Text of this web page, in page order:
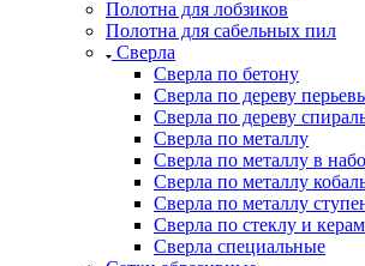
Полотна для лобзиков
Полотна для сабельных пил
Сверла
Сверла по бетону
Сверла по дереву
Сверла по дереву
Сверла по металлу
Сверла по металлу в
Сверла по металлу
Сверла по металлу
Сверла по стеклу и
Сверла специальные